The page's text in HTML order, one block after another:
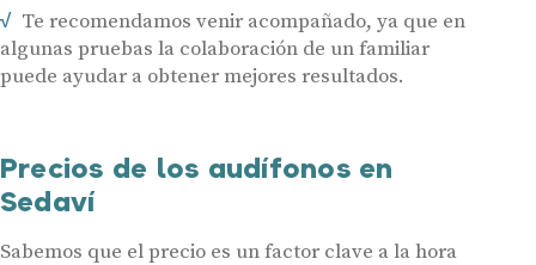
Te recomendamos venir acompañado, ya que en
algunas pruebas la colaboración de un familiar
puede ayudar a obtener mejores resultados.
Precios de los audífonos en
Sedaví
Sabemos que el precio es un factor clave a la hora
Audífonos
Servicios